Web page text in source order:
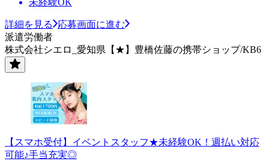
詳細を見る
応募画面に進む
派遣労働者
株式会社シエロ_愛知県【★】豊橋佐藤の携帯ショップ/KB6
【スマホ受付】イベントスタッフ★未経験OK！週払い対応
可能♪手当充実◎